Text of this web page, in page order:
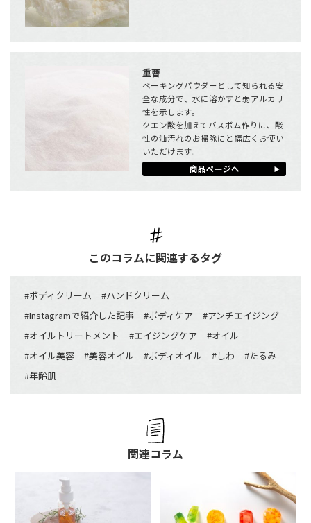
重曹
ベーキングパウダーとして知られる安
全な成分で、水に溶かすと弱アルカリ
性を示します。
クエン酸を加えてバスボム作りに、酸
性の油汚れのお掃除にと幅広くお使い
いただけます。
商品ページへ
このコラムに関連するタグ
#ボディクリーム #ハンドクリーム
#Instagramで紹介した記事 #ボディケア #アンチエイジング
#オイルトリートメント #エイジングケア #オイル
#オイル美容 #美容オイル #ボディオイル #しわ #たるみ
#年齢肌
関連コラム